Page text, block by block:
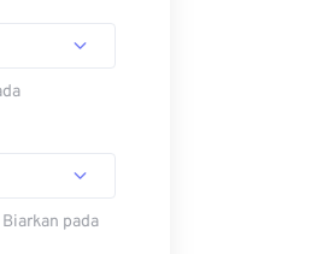
pada